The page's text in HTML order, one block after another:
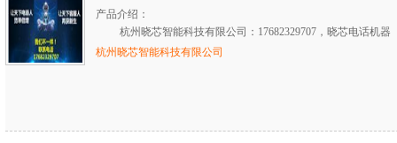
产品介绍：
杭州晓芯智能科技有限公司：17682329707，晓芯电话机器
杭州晓芯智能科技有限公司